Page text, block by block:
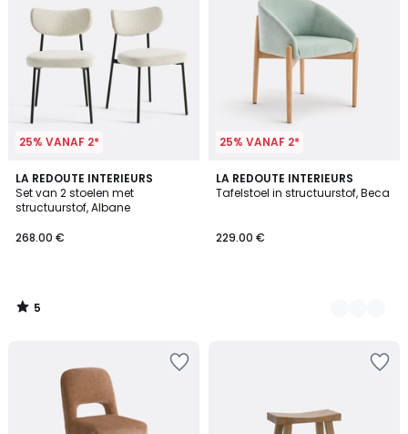
25% VANAF 2*
LA REDOUTE INTERIEURS
Set van 2 stoelen met
structuurstof, Albane
268.00 €
5
/
5
5
/
25% VANAF 2*
LA REDOUTE INTERIEURS
Tafelstoel in structuurstof, Beca
229.00 €
2
Kleuren